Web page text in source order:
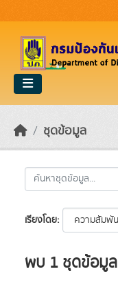
ชุดข้อมูล
เรียงโดย
พบ 1 ชุดข้อมูล